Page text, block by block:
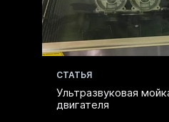
Положениеи даете
персональных данных.
Получите
моющим
и
CТАТЬЯ
Ультразвуковая
двигателя